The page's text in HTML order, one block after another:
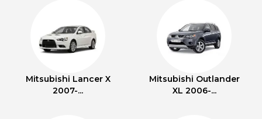
Mitsubishi Lancer X
2007-...
Mitsubishi Outlander
XL 2006-...